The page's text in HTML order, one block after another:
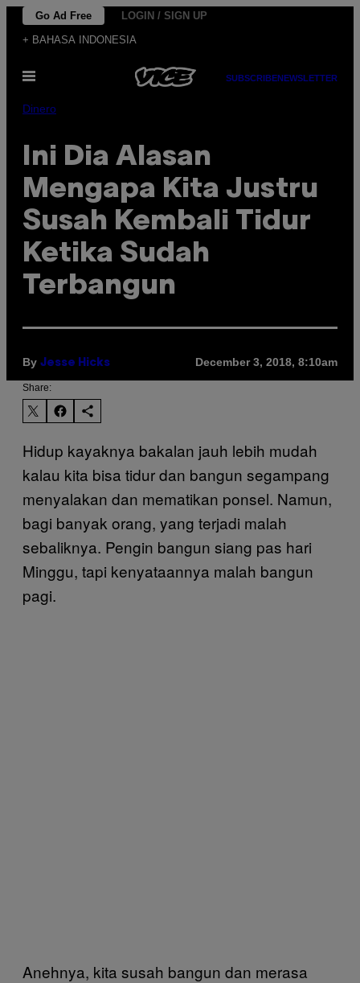
Skip
content
Go Ad Free
LOGIN / SIGN UP
+ BAHASA INDONESIA
Open
SUBSCRIBENEWSLETTER
Dinero
Ini Dia Alasan
Mengapa Kita Justru
Susah Kembali Tidur
Ketika Sudah
Terbangun
By Jesse Hicks December 3, 2018, 8:10am
Share:
Hidup kayaknya bakalan jauh lebih mudah
kalau kita bisa tidur dan bangun segampang
menyalakan dan mematikan ponsel. Namun,
bagi banyak orang, yang terjadi malah
sebaliknya. Pengin bangun siang pas hari
Minggu, tapi kenyataannya malah bangun
pagi.
Anehnya, kita susah bangun dan merasa